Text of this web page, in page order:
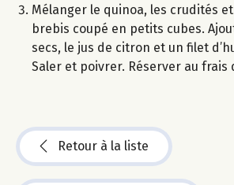
Mélanger le quinoa, les crudités
brebis coupé en petits cubes.
secs, le jus de citron et un filet
Saler et poivrer. Réserver au frais
Retour à la liste